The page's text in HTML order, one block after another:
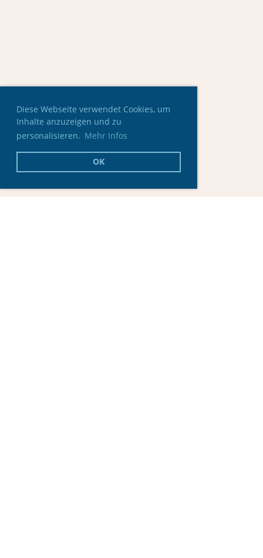
Diese Webseite verwendet Cookies, um
Inhalte anzuzeigen und zu
personalisieren. Mehr Infos
OK